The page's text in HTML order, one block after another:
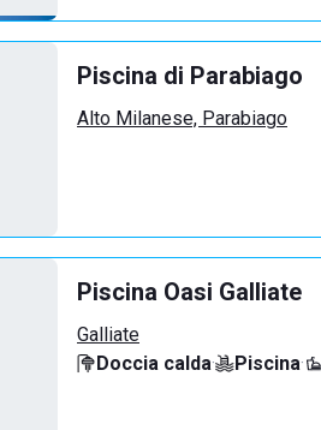
Piscina di Parabiago
Alto Milanese, Parabiago
Piscina Oasi Galliate
Galliate
Doccia calda· Piscina·